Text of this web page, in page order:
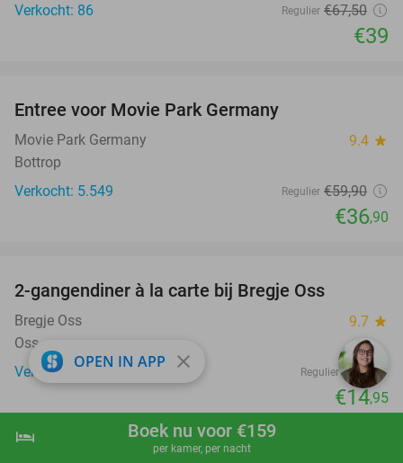
shopping_cart Boek nu
hotel Boek nu voor €159
per kamer, per nacht
Verkocht: 86
Regulier €67,50
€39
Entree voor Movie Park Germany
Movie Park Germany 9.4 star
Bottrop
Verkocht: 5.549
Regulier €59,90
€36,90
2-gangendiner à la carte bij Bregje Oss
Bregje Oss 9.7 star
Oss
Verkocht: 770
Regulier €17
€14,95
OPEN IN APP close